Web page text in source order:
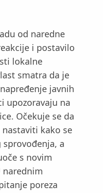
od naredne
i postavilo
lokalne
smatra da je
javnih
upozoravaju na
Očekuje se da
kako se
a
s novim
narednim
poreza